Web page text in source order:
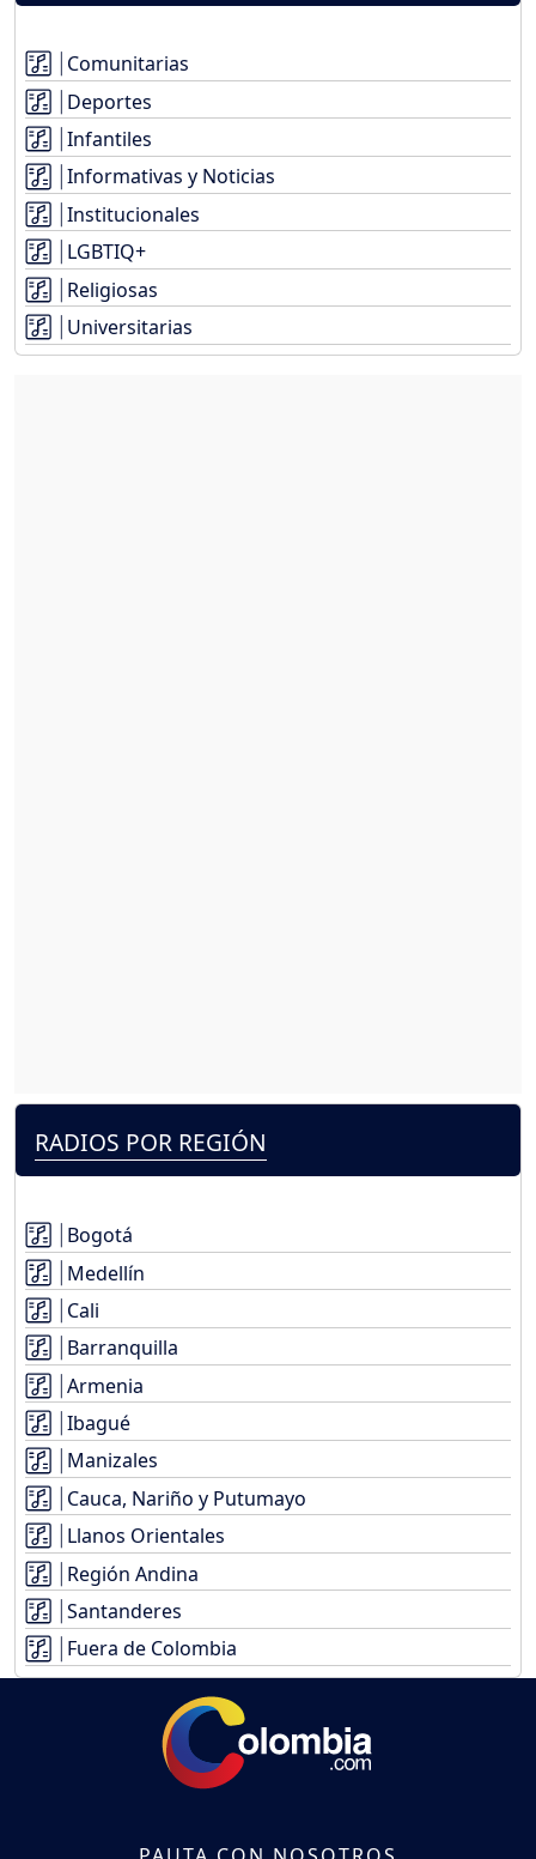
Comunitarias
Deportes
Infantiles
Informativas y Noticias
Institucionales
LGBTIQ+
Religiosas
Universitarias
RADIOS POR REGIÓN
Bogotá
Medellín
Cali
Barranquilla
Armenia
Ibagué
Manizales
Cauca, Nariño y Putumayo
Llanos Orientales
Región Andina
Santanderes
Fuera de Colombia